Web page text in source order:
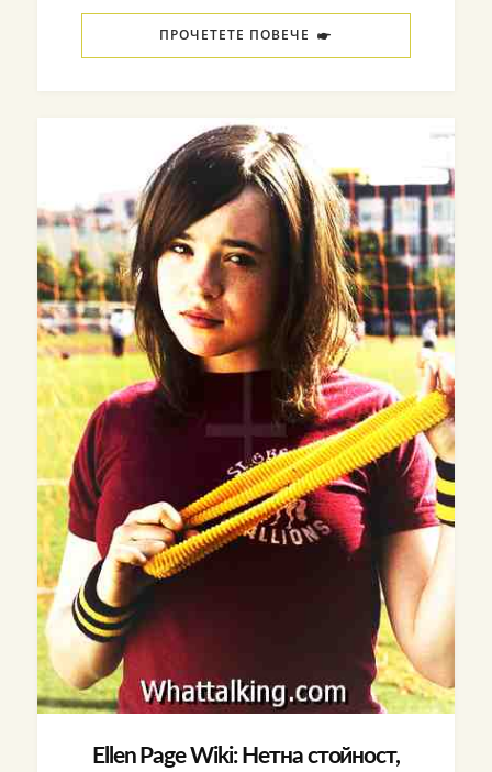
ПРОЧЕТЕТЕ ПОВЕЧЕ
Ellen Page Wiki: Нетна стойност,